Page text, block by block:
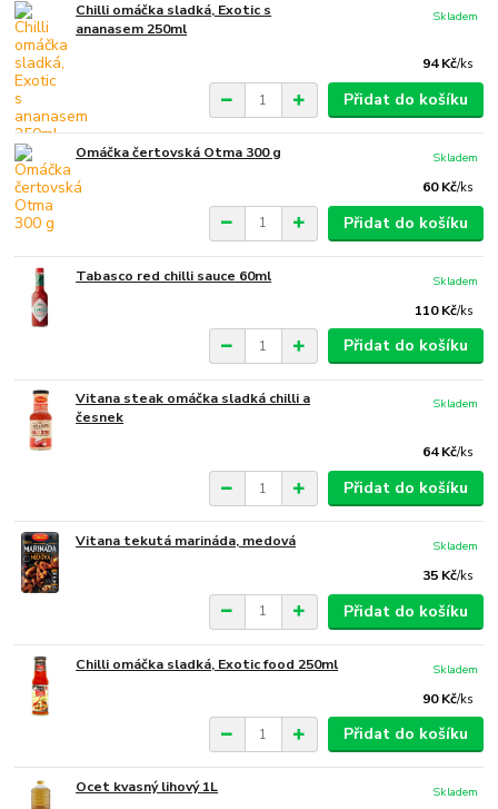
Chilli omáčka sladká, Exotic s
ananasem 250ml
94 Kč/ks
Skladem
Přidat do košíku
Omáčka čertovská Otma 300 g
60 Kč/ks
Skladem
Přidat do košíku
Tabasco red chilli sauce 60ml
110 Kč/ks
Skladem
Přidat do košíku
Vitana steak omáčka sladká chilli a
česnek
64 Kč/ks
Skladem
Přidat do košíku
Vitana tekutá marináda, medová
35 Kč/ks
Skladem
Přidat do košíku
Chilli omáčka sladká, Exotic food 250ml
90 Kč/ks
Skladem
Přidat do košíku
Ocet kvasný lihový 1L Skladem